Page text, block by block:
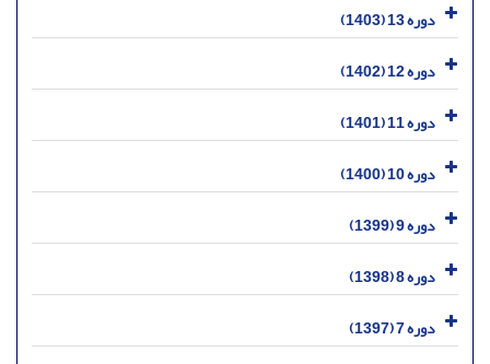
دوره 13 (1403)
دوره 12 (1402)
دوره 11 (1401)
دوره 10 (1400)
دوره 9 (1399)
دوره 8 (1398)
دوره 7 (1397)